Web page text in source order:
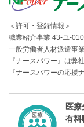
＜許可・登録情報＞
職業紹介事業 43-ユ-
一般労働者人材派遣事
『ナースパワー』は弊社
『ナースパワーの応援
医
有料